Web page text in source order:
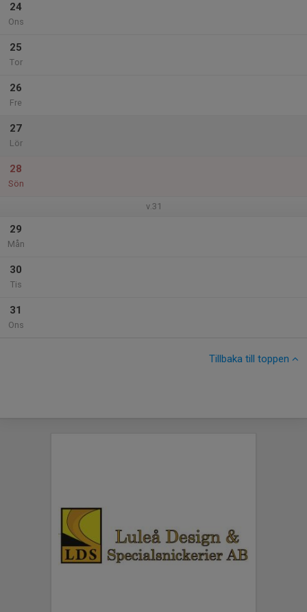
24
Ons
25
Tor
26
Fre
27
Lör
28
Sön
v.31
29
Mån
30
Tis
31
Ons
Tillbaka till toppen